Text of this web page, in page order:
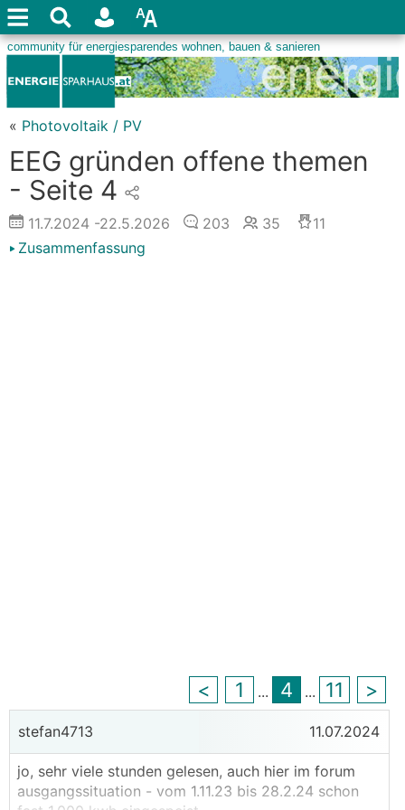
« Photovoltaik / PV
EEG gründen offene themen
- Seite 4
11.7.2024 -22.5.2026 203 35
11
Zusammenfassung
< 1 ... 4 ... 11 >
stefan4713 11.07.2024
jo, sehr viele stunden gelesen, auch hier im forum
ausgangssituation - vom 1.11.23 bis 28.2.24 schon